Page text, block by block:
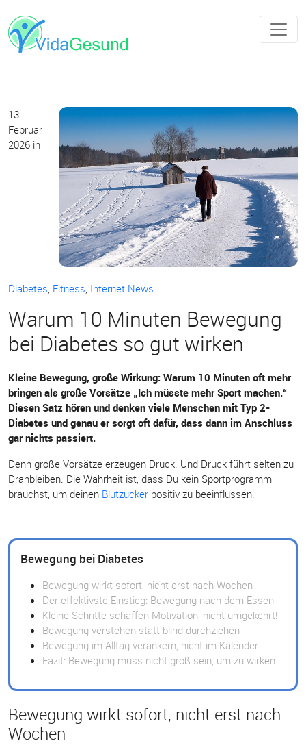
13.
Februar
2026 in
Diabetes Fitness Internet News
Warum 10 Minuten Bewegung
bei Diabetes so gut wirken
Kleine Bewegung, große Wirkung: Warum 10 Minuten oft mehr
bringen als große Vorsätze „Ich müsste mehr Sport machen.“
Diesen Satz hören und denken viele Menschen mit Typ 2-
Diabetes und genau er sorgt oft dafür, dass dann im Anschluss
gar nichts passiert.
Denn große Vorsätze erzeugen Druck. Und Druck führt selten zu
Dranbleiben. Die Wahrheit ist, dass Du kein Sportprogramm
brauchst, um deinen Blutzucker positiv zu beeinflussen.
Bewegung bei Diabetes
Bewegung wirkt sofort, nicht erst nach Wochen
Der effektivste Einstieg: Bewegung nach dem Essen
Kleine Schritte schaffen Motivation, nicht umgekehrt!
Bewegung verstehen statt blind durchziehen
Bewegung im Alltag verankern, nicht im Kalender
Fazit: Bewegung muss nicht groß sein, um zu wirken
Bewegung wirkt sofort, nicht erst nach
Wochen